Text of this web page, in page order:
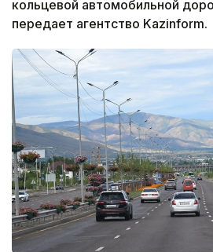
кольцевой автомобильной
передает агентство Kazinform.